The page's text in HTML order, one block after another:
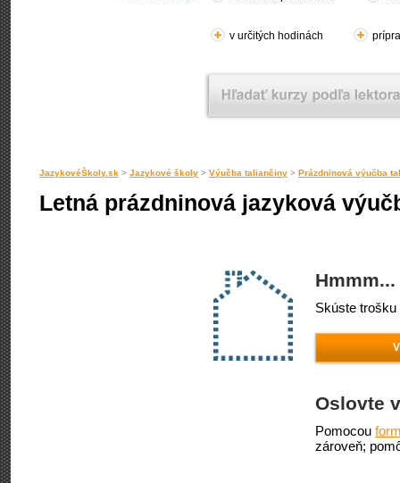
v určitých hodinách
JazykovéŠkoly.sk > Jazykové školy > Výučba taliančiny > Prázdninová výučba
Letná prázdninová jazyková
Skúste
Oslovte
Pomocou
zároveň;